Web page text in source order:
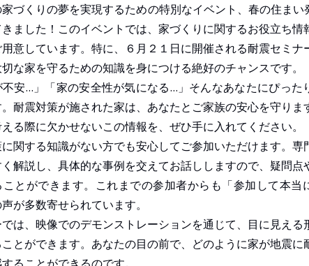
づくりの夢を実現するための特別なイベント、春の住まい
ました！このイベントでは、家づくりに関するお役立ち情
意しています。特に、６月２１日に開催される耐震セミナ
な家を守るための知識を身につける絶好のチャンスです。
不安…」「家の安全性が気になる…」そんなあなたにぴった
耐震対策が施された家は、あなたとご家族の安心を守りま
える際に欠かせないこの情報を、ぜひ手に入れてください。
関する知識がない方でも安心してご参加いただけます。専
解説し、具体的な事例を交えてお話ししますので、疑問点
とができます。これまでの参加者からも「参加して本当
が多数寄せられています。
は、映像でのデモンストレーションを通じて、目に見える
とができます。あなたの目の前で、どのように家が地震に
ることができるのです。